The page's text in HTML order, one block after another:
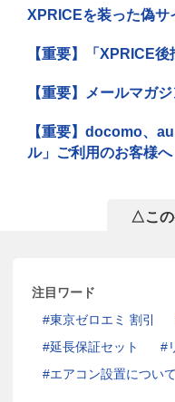
XPRICEを装った偽サ
【重要】「XPRICE
【重要】メールマガ
【重要】docomo、
ル」ご利用のお客様へ
△この
注目ワード
東京ゼロエミ 割引
延長保証セット
エアコン設置について